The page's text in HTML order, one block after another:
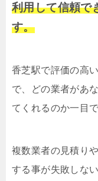
利用して信頼で
す。
香芝駅で評価の高
で、どの業者があ
てくれるのか一目
複数業者の見積り
する事が失敗しな